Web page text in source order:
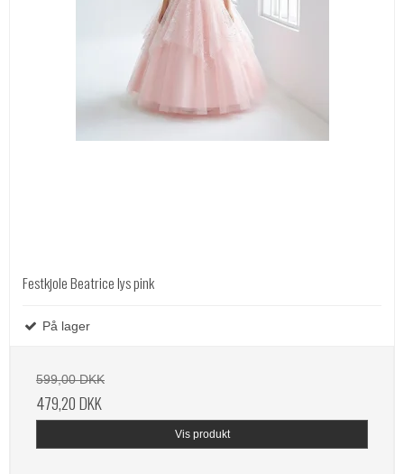
Festkjole Beatrice lys pink
På lager
599,00 DKK
479,20 DKK
Vis produkt